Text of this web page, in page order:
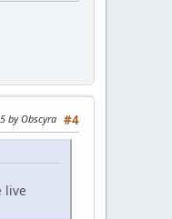
#4
by Obscyra
live